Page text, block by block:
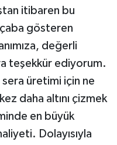
itibaren bu
gösteren
değerli
teşekkür ediyorum.
üretimi için ne
daha altını çizmek
en büyük
Dolayısıyla